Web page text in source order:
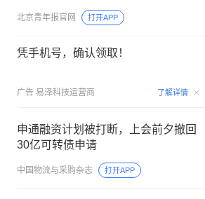
北京青年报官网 打开APP
凭手机号，确认领取！
广告 易泽科技运营商 了解详情
申通融资计划被打断，上会前夕撤回
30亿可转债申请
中国物流与采购杂志 打开APP